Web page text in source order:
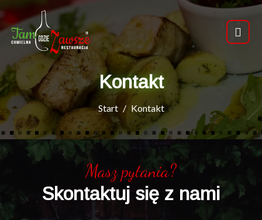
Kontakt
Start Kontakt
Masz pytania?
Skontaktuj się z nami